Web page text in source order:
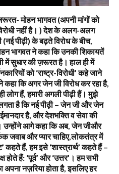
मोहन भागवत (अपनी मांगों को
नहीं है। ) देश के अलग-अलग
पीढ़ी) के बढ़ते विरोध के बीच,
भागवत ने कहा कि उनकी शिकायतें
में सुधार की ज़रूरत है। हाल ही में
को ‘राष्ट्र-विरोधी’ कहे जाने
कि अगर जेन जी विरोध कर रहा है,
लोग हैं, हमारी अगली पीढ़ी हैं। मुझे
है कि नई पीढ़ी – जेन जी और जेन
ईमानदार है, और देशभक्ति व सेवा की
उन्होंने आगे कहा कि अब, जेन जीऔर
जवाब और प्यार चाहिए,लोकतंत्र में
कहते हैं, हम इसे ‘शास्त्रार्थ’ कहते हैं –
होते हैं: ‘पूर्व’ और ‘उत्तर’। हम सभी
नज़रिया होता है, इसलिए हर